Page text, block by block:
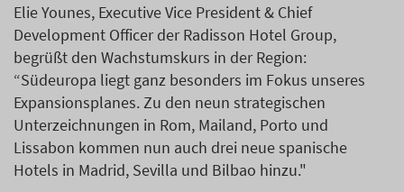
Elie Younes, Executive Vice President & Chief
Development Officer der Radisson Hotel Group,
begrüßt den Wachstumskurs in der Region:
“Südeuropa liegt ganz besonders im Fokus unseres
Expansionsplanes. Zu den neun strategischen
Unterzeichnungen in Rom, Mailand, Porto und
Lissabon kommen nun auch drei neue spanische
Hotels in Madrid, Sevilla und Bilbao hinzu."